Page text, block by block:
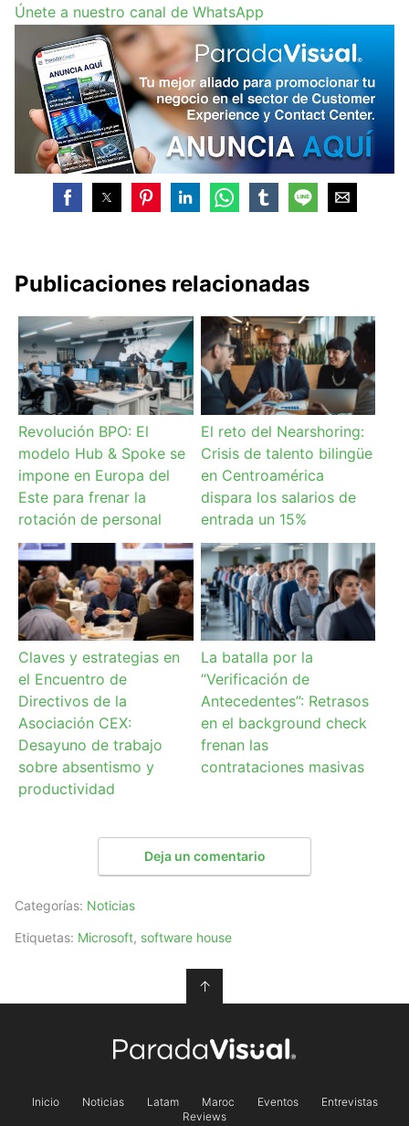
Únete a nuestro canal de WhatsApp
Publicaciones relacionadas
Revolución BPO: El
modelo Hub & Spoke se
impone en Europa del
Este para frenar la
rotación de personal
El reto del Nearshoring:
Crisis de talento bilingüe
en Centroamérica
dispara los salarios de
entrada un 15%
Claves y estrategias en
el Encuentro de
Directivos de la
Asociación CEX:
Desayuno de trabajo
sobre absentismo y
productividad
La batalla por la
“Verificación de
Antecedentes”: Retrasos
en el background check
frenan las
contrataciones masivas
Deja un comentario
Categorías: Noticias
Etiquetas: Microsoft, software house
↑
Inicio Noticias Latam Maroc Eventos
Entrevistas
Reviews